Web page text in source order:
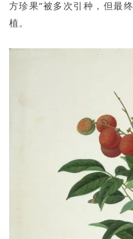
方珍果”被多次引种，但最
植。